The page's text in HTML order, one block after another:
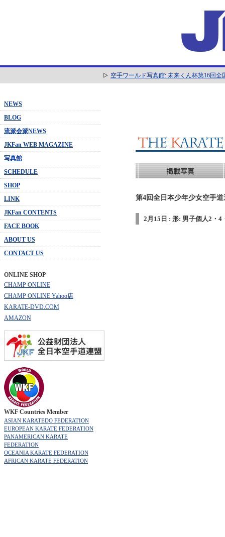
空手ワールド写真館: 未来くん杯第16回
NEWS
BLOG
流派会派NEWS
JKFan WEB MAGAZINE
写真館
SCHEDULE
SHOP
LINK
JKFan CONTENTS
FACE BOOK
ABOUT US
CONTACT US
ONLINE SHOP
CHAMP ONLINE
CHAMP ONLINE Yahoo店
KARATE-DVD.COM
AMAZON
WKF Countries Member
ASIAN KARATEDO FEDERATION
EUROPEAN KARATE FEDERATION
PANAMERICAN KARATE
FEDERATION
OCEANIA KARATE FEDERATION
AFRICAN KARATE FEDERATION
第4回全日本少年少女空手
2月15日 : 形: 男子個人2・